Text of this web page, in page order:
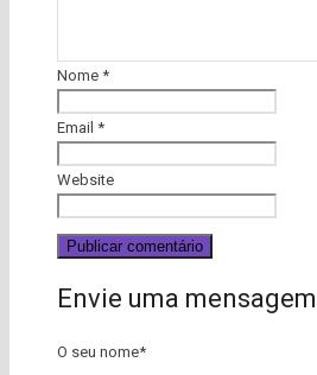
Nome *
Email *
Website
Envie uma
O seu nome*